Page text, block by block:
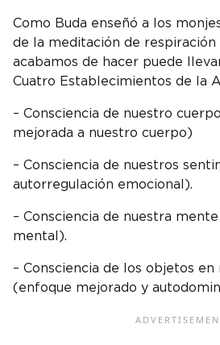
Como Buda enseñó a los
de la meditación de respiración
acabamos de hacer puede
Cuatro Establecimientos de la
– Consciencia de nuestro
mejorada a nuestro cuerpo)
– Consciencia de nuestros
autorregulación emocional).
– Consciencia de nuestra
mental).
– Consciencia de los objetos
(enfoque mejorado y